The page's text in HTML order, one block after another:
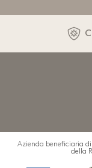
Azienda beneficiaria
della